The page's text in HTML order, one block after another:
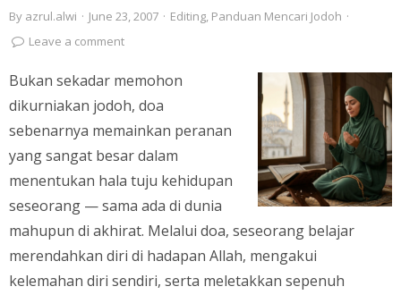
By azrul.alwi · June 23, 2007 · Editing, Panduan Mencari Jodoh ·
Leave a comment
Bukan sekadar memohon
dikurniakan jodoh, doa
sebenarnya memainkan peranan
yang sangat besar dalam
menentukan hala tuju kehidupan
seseorang — sama ada di dunia
mahupun di akhirat. Melalui doa, seseorang belajar
merendahkan diri di hadapan Allah, mengakui
kelemahan diri sendiri, serta meletakkan sepenuh